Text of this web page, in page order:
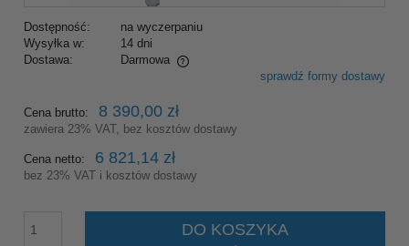
Dostępność:
na wyczerpaniu
Wysyłka w:
14 dni
Dostawa:
Darmowa
Cena nie zawiera ewentualnych kosztów płatnościsprawdź formy dostawy
Cena brutto: 8 390,00 zł
zawiera 23% VAT, bez kosztów dostawy
Cena netto: 6 821,14 zł
bez 23% VAT i kosztów dostawy
DO KOSZYKA